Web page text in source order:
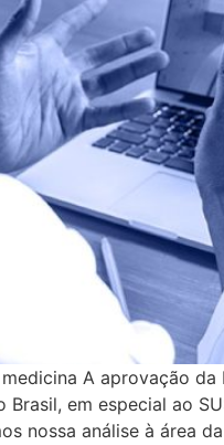
A aprovação
em especial ao
análise à área